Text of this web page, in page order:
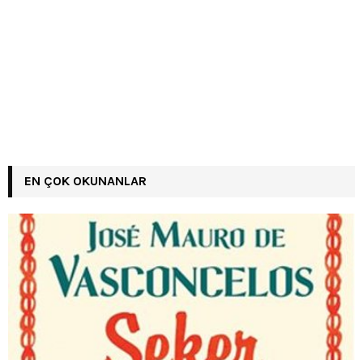
EN ÇOK OKUNANLAR